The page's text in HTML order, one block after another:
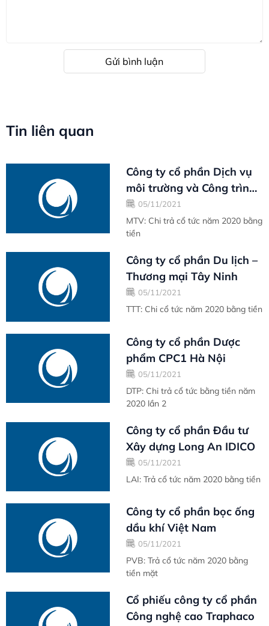
Gửi bình luận
Tin liên quan
Công ty cổ phần Dịch vụ
môi trường và Công trình
đô thị Vũng Tàu
05/11/2021
MTV: Chi trả cổ tức năm 2020 bằng
tiền
Công ty cổ phần Du lịch –
Thương mại Tây Ninh
05/11/2021
TTT: Chi cổ tức năm 2020 bằng tiền
Công ty cổ phần Dược
phẩm CPC1 Hà Nội
05/11/2021
DTP: Chi trả cổ tức bằng tiền năm
2020 lần 2
Công ty cổ phần Đầu tư
Xây dựng Long An IDICO
05/11/2021
LAI: Trả cổ tức năm 2020 bằng tiền
Công ty cổ phần bọc ống
dầu khí Việt Nam
05/11/2021
PVB: Trả cổ tức năm 2020 bằng
tiền mặt
Cổ phiếu công ty cổ phần
Công nghệ cao Traphaco